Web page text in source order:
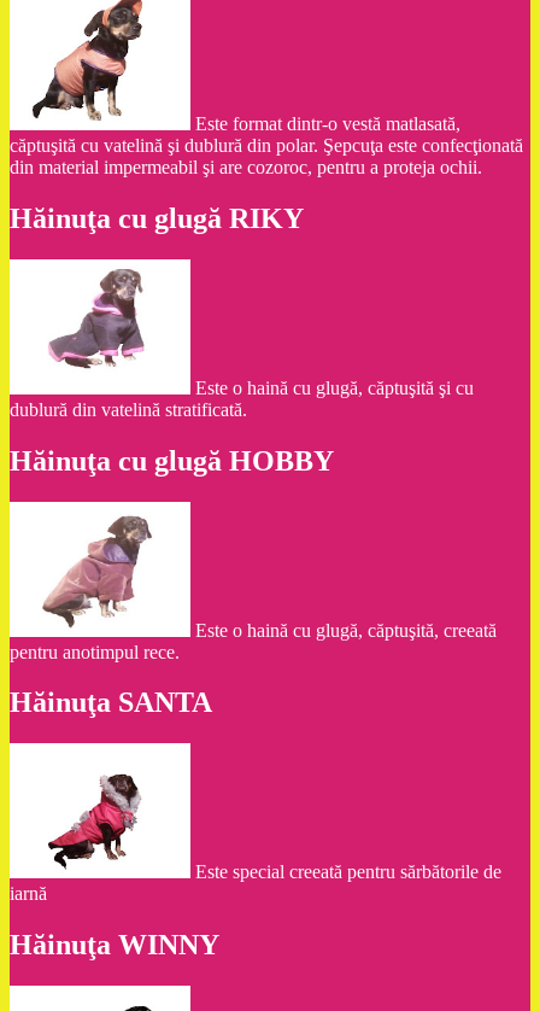
Este format dintr-o vestă matlasată,
căptuşită cu vatelină şi dublură din polar. Şepcuţa este confecţionată
din material impermeabil şi are cozoroc, pentru a proteja ochii.
Hăinuţa cu glugă RIKY
Este o haină cu glugă, căptuşită şi cu
dublură din vatelină stratificată.
Hăinuţa cu glugă HOBBY
Este o haină cu glugă, căptuşită, creeată
pentru anotimpul rece.
Hăinuţa SANTA
Este special creeată pentru sărbătorile de
iarnă
Hăinuţa WINNY